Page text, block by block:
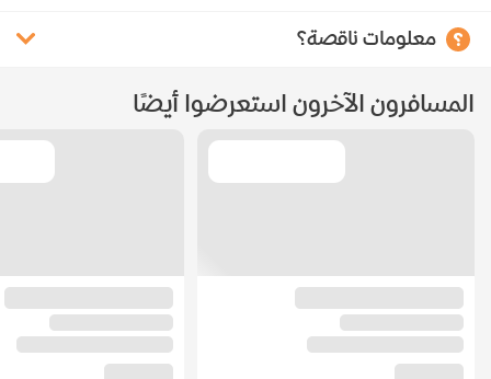
معلومات ناقصة؟
المسافرون الآخرون استعرضوا أيضًا